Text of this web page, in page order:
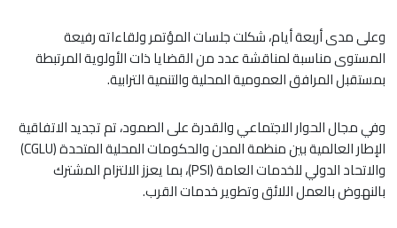
وعلى مدى أربعة أيام، شكلت جلسات المؤتمر ولقاءاته رفيعة
المستوى مناسبة لمناقشة عدد من القضايا ذات الأولوية المرتبطة
بمستقبل المرافق العمومية المحلية والتنمية الترابية.
وفي مجال الحوار الاجتماعي والقدرة على الصمود، تم تجديد الاتفاقية
الإطار العالمية بين منظمة المدن والحكومات المحلية المتحدة (CGLU)
والاتحاد الدولي للخدمات العامة (PSI)، بما يعزز الالتزام المشترك
بالنهوض بالعمل اللائق وتطوير خدمات القرب.